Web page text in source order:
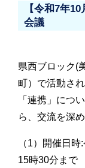
【令和7年
会議
県西ブロック(
町）で活動さ
「連携」につ
ら、交流を深め
（1）開催日
15時30分まで